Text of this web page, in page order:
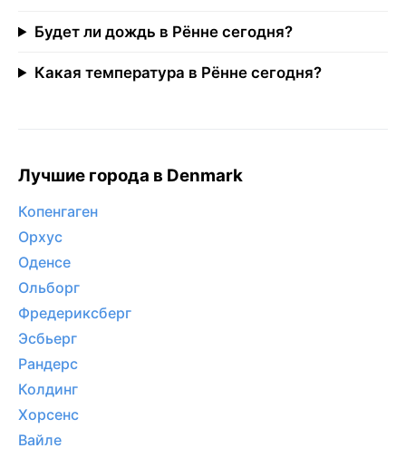
Будет ли дождь в Рённе сегодня?
Какая температура в Рённе сегодня?
Лучшие города в Denmark
Копенгаген
Орхус
Оденсе
Ольборг
Фредериксберг
Эсбьерг
Рандерс
Колдинг
Хорсенс
Вайле